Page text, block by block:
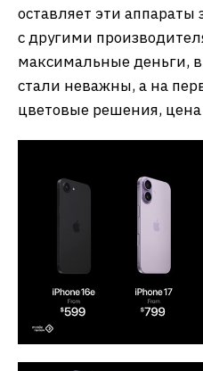
оставляет эти
с другими
максимальные деньги,
стали неважны, а на
цветовые решения, цена